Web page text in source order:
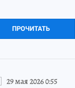
ПРОЧИТАТЬ
29 мая 2026 0:55